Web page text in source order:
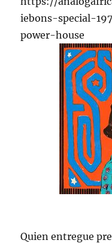
iebons-special-
power-house
Quien entregue